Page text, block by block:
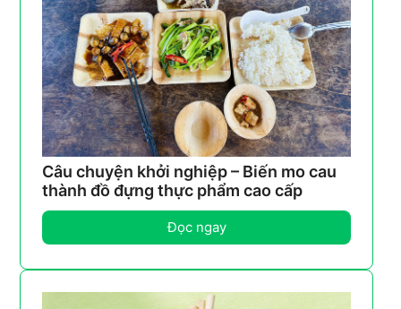
Câu chuyện khởi nghiệp – Biến mo cau
thành đồ đựng thực phẩm cao cấp
Đọc ngay